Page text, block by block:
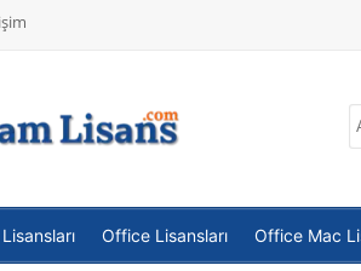
Office Lisansları Office Mac